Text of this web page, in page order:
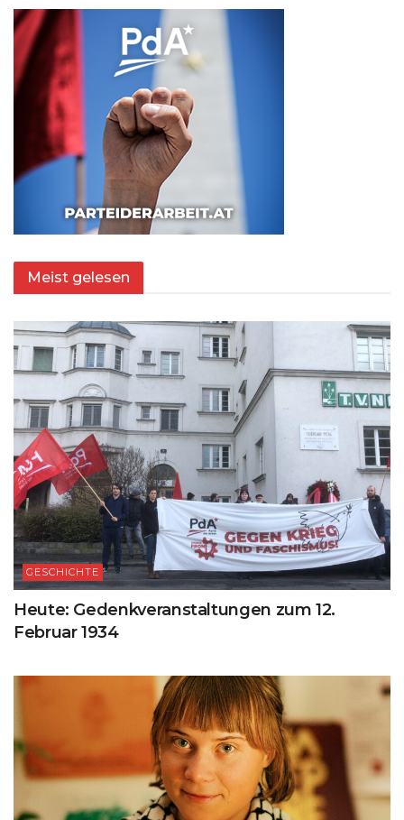
Meist gelesen
GESCHICHTE
Heute: Gedenkveranstaltungen zum 12.
Februar 1934